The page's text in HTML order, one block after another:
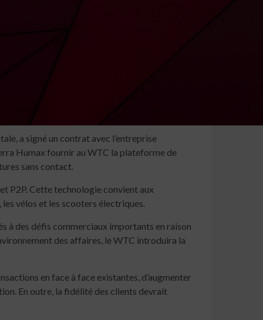
a signé un contrat avec l’entreprise
Humax fournir au WTC la plateforme de
sans contact.
P2P. Cette technologie convient aux
vélos et les scooters électriques.
à des défis commerciaux importants en raison
des affaires, le WTC introduira la
en face à face existantes, d’augmenter
En outre, la fidélité des clients devrait